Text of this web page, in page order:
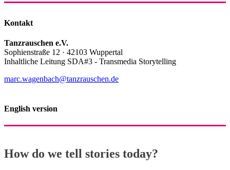
Kontakt
Tanzrauschen e.V.
Sophienstraße 12 · 42103 Wuppertal
Inhaltliche Leitung SDA#3 - Transmedia Storytelling
marc.wagenbach@tanzrauschen.de
English version
How do we tell stories today?